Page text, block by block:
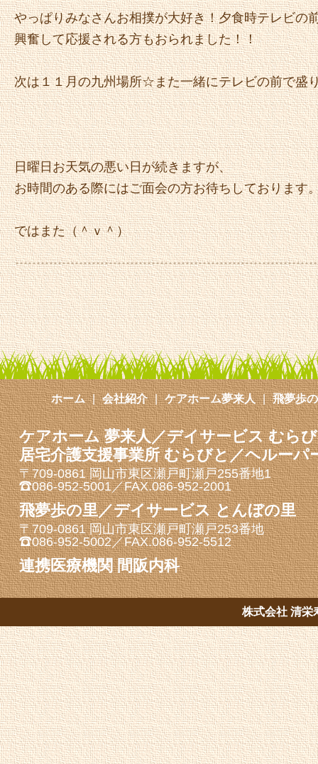
やっぱりみなさんお相撲が大好き！夕食時テレビの
興奮して応援される方もおられました！！
次は１１月の九州場所☆また一緒にテレビの前で盛
日曜日お天気の悪い日が続きますが、
お時間のある際にはご面会の方お待ちしております
ではまた（＾ｖ＾）
ホーム 会社紹介 ケアホーム夢来人 飛夢歩
ケアホーム 夢来人／デイサービス むら
居宅介護支援事業所 むらびと／ヘルー
〒709-0861 岡山市東区瀬戸町瀬戸255番地1
086-952-5001／FAX.086-952-2001
飛夢歩の里／デイサービス とんぼの里
〒709-0861 岡山市東区瀬戸町瀬戸253番地
086-952-5002／FAX.086-952-5512
連携医療機関 間阪内科
株式会社 清